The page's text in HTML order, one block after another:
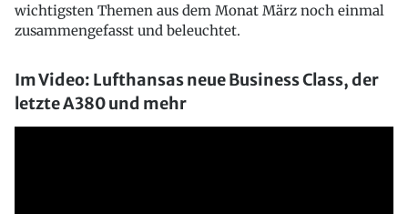
wichtigsten Themen aus dem Monat März noch einmal
zusammengefasst und beleuchtet.
Im Video: Lufthansas neue Business Class, der
letzte A380 und mehr